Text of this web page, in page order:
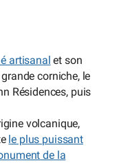
artisanal et son
corniche, le
Résidences, puis
volcanique,
le plus puissant
de la